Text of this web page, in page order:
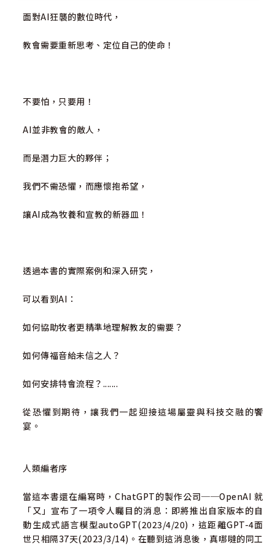
面對AI狂襲的數位時代，
教會需要重新思考、定位自己的使命！
不要怕，只要用！
AI並非教會的敵人，
而是潛力巨大的夥伴；
我們不需恐懼，而應懷抱希望，
讓AI成為牧養和宣教的新器皿！
透過本書的實際案例和深入研究，
可以看到AI：
如何協助牧者更精準地理解教友的需要？
如何傳福音給未信之人？
如何安排特會流程？.......
從恐懼到期待，讓我們一起迎接這場屬靈與科技交融的饗
宴。
人類編者序
當這本書還在編寫時，ChatGPT的製作公司──OpenAI 就
「又」宣布了一項令人矚目的消息：即將推出自家版本的自
動生成式語言模型autoGPT(2023/4/20)，這距離GPT-4面
世只相隔37天(2023/3/14)。在聽到這消息後，真哪噠的同工